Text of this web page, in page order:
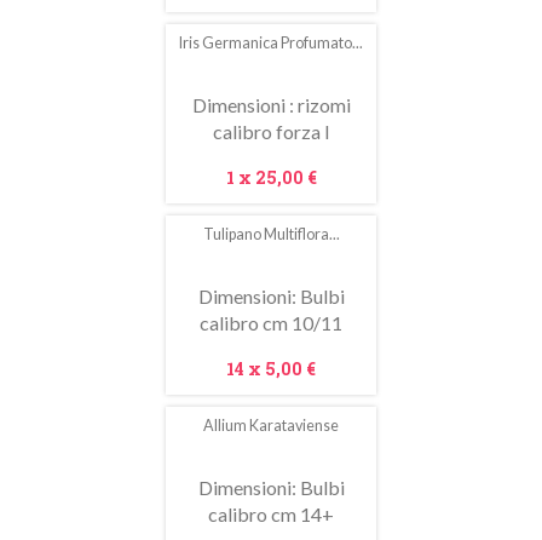
Iris Germanica Profumato...
Dimensioni : rizomi
calibro forza I
Prezzo
1 x 25,00 €
Tulipano Multiflora...
Dimensioni: Bulbi
calibro cm 10/11
Prezzo
14 x 5,00 €
Allium Karataviense
Dimensioni: Bulbi
calibro cm 14+